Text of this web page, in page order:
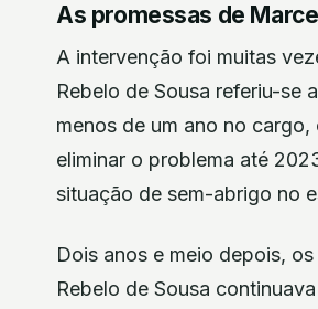
As promessas de
A intervenção foi muitas
Rebelo de Sousa referiu-se
menos de um ano no
eliminar o problema até
situação de sem-abrigo no
Dois anos e meio depois,
Rebelo de Sousa